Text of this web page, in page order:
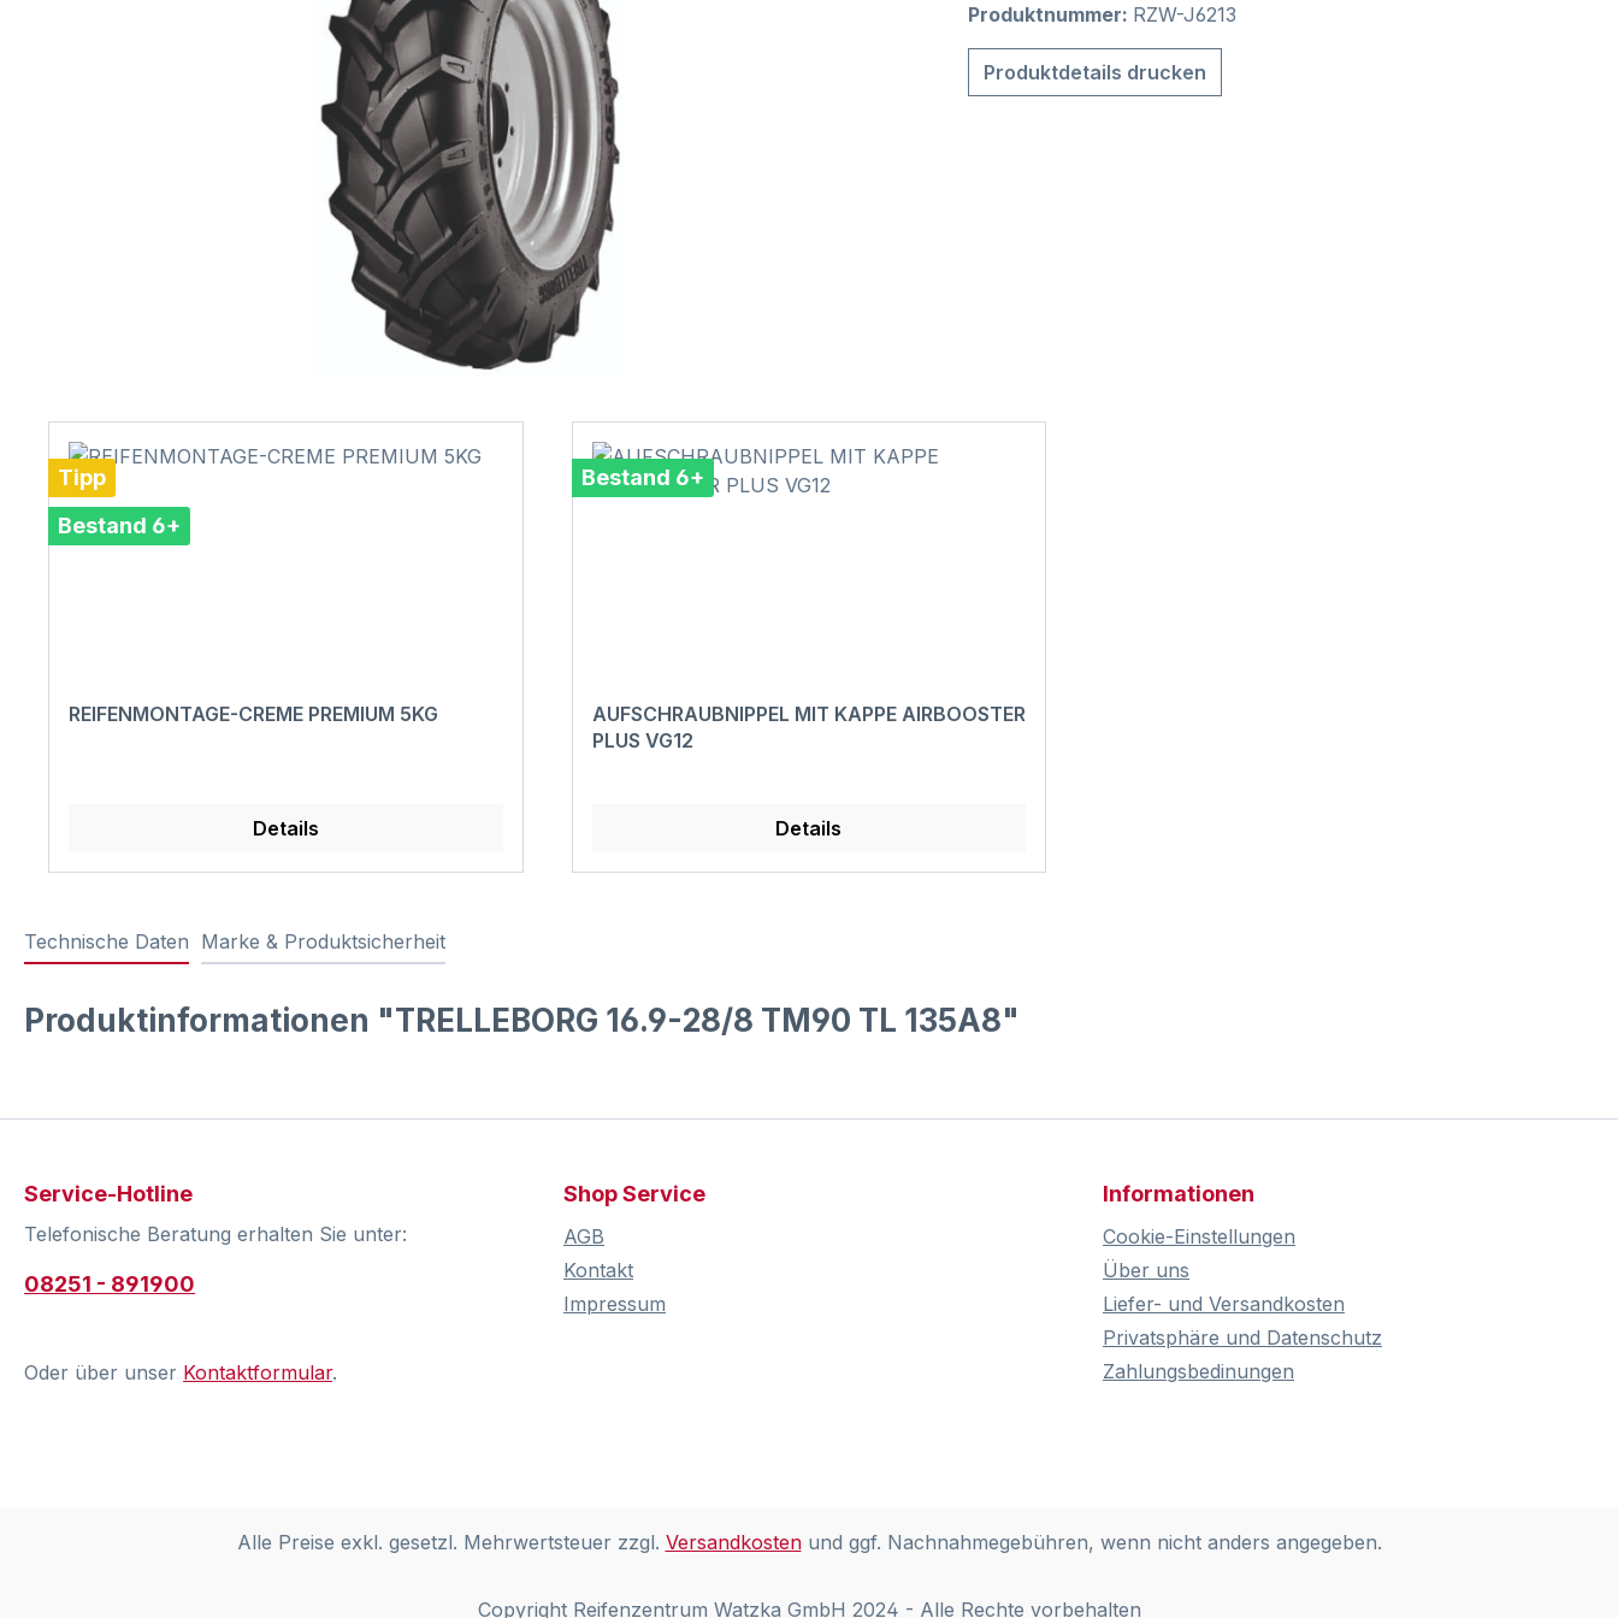
Produktnummer: RZW-J6213
Produktdetails drucken
Tipp
Bestand 6+
REIFENMONTAGE-CREME PREMIUM 5KG
Details
Bestand 6+
AUFSCHRAUBNIPPEL MIT KAPPE AIRBOOSTER
PLUS VG12
Details
Technische Daten Marke & Produktsicherheit
Produktinformationen "TRELLEBORG 16.9-28/8 TM90 TL 135A8"
Service-Hotline
Telefonische Beratung erhalten Sie unter:
08251 - 891900
Oder über unser Kontaktformular.
Shop Service
AGB
Kontakt
Impressum
Informationen
Cookie-Einstellungen
Über uns
Liefer- und Versandkosten
Privatsphäre und Datenschutz
Zahlungsbedinungen
Alle Preise exkl. gesetzl. Mehrwertsteuer zzgl. Versandkostenund ggf. Nachnahmegebühren, wenn nicht anders angegeben.
Copyright Reifenzentrum Watzka GmbH 2024 - Alle Rechte vorbehalten